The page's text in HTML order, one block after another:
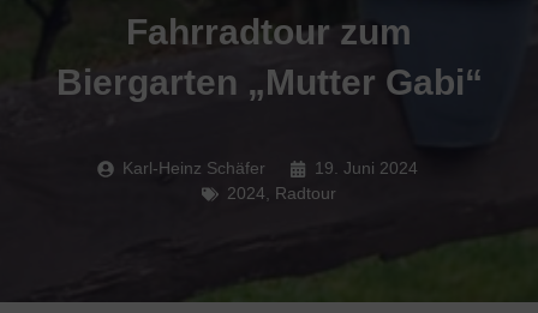
Fahrradtour zum
Biergarten „Mutter Gabi“
Karl-Heinz Schäfer
19. Juni 2024
2024
Radtour